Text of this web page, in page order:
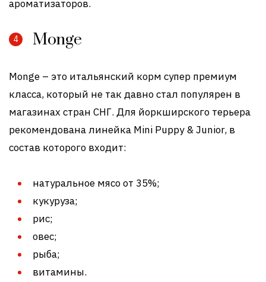
ароматизаторов.
Monge
Monge – это итальянский корм супер премиум
класса, который не так давно стал популярен в
магазинах стран СНГ. Для йоркширского терьера
рекомендована линейка Mini Puppy & Junior, в
состав которого входит:
натуральное мясо от 35%;
кукуруза;
рис;
овес;
рыба;
витамины.